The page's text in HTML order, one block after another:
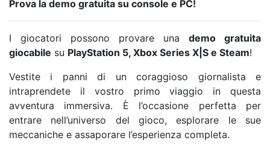
Prova la demo gratuita su console e PC!
I giocatori possono provare una demo gratuita
giocabile su PlayStation 5, Xbox Series X|S e Steam!
Vestite i panni di un coraggioso giornalista e
intraprendete il vostro primo viaggio in questa
avventura immersiva. È l’occasione perfetta per
entrare nell’universo del gioco, esplorare le sue
meccaniche e assaporare l’esperienza completa.